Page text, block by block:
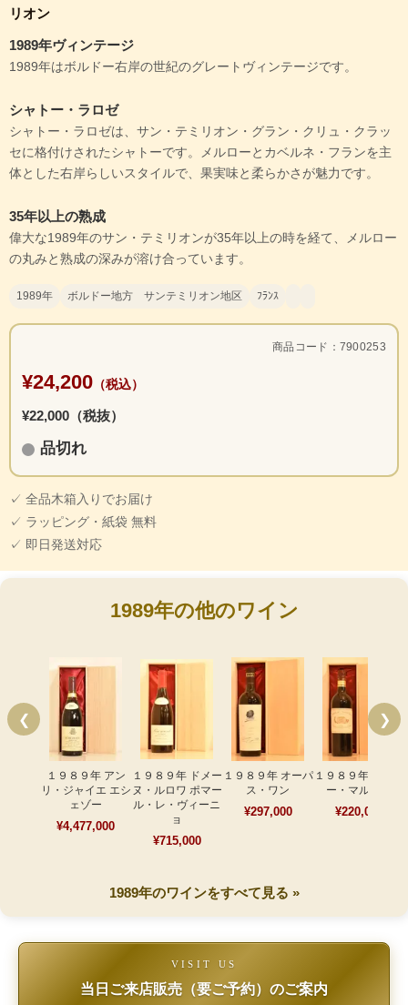
リオン
1989年ヴィンテージ
1989年はボルドー右岸の世紀のグレートヴィンテージです。
シャトー・ラロゼ
シャトー・ラロゼは、サン・テミリオン・グラン・クリュ・クラッ
セに格付けされたシャトーです。メルローとカベルネ・フランを主
体とした右岸らしいスタイルで、果実味と柔らかさが魅力です。
35年以上の熟成
偉大な1989年のサン・テミリオンが35年以上の時を経て、メルロー
の丸みと熟成の深みが溶け合っています。
1989年 ボルドー地方 サンテミリオン地区 ﾌﾗﾝｽ
商品コード：7900253
¥24,200 （税込）
¥22,000（税抜）
品切れ
✓ 全品木箱入りでお届け
✓ ラッピング・紙袋 無料
✓ 即日発送対応
1989年の他のワイン
❮
１９８９年 アン
リ・ジャイエ エシ
ェゾー
¥4,477,000
１９８９年 ドメー
ヌ・ルロワ ポマー
ル・レ・ヴィーニ
ョ
¥715,000
１９８９年 オーパ
ス・ワン
¥297,000
１９８９年 シャト
ー・マルゴー
¥220,000
❯
1989年のワインをすべて見る »
VISIT US
当日ご来店販売（要ご予約）のご案内